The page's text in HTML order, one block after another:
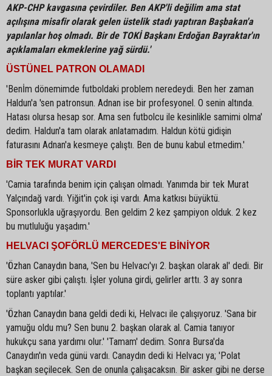
AKP-CHP kavgasına çevirdiler. Ben AKP'li değilim ama stat
açılışına misafir olarak gelen üstelik stadı yaptıran Başbakan'a
yapılanlar hoş olmadı. Bir de TOKİ Başkanı Erdoğan Bayraktar'ın
açıklamaları ekmeklerine yağ sürdü.'
ÜSTÜNEL PATRON OLAMADI
'Benİm dönemimde futboldaki problem neredeydi. Ben her zaman
Haldun'a 'sen patronsun. Adnan ise bir profesyonel. O senin altında.
Hatası olursa hesap sor. Ama sen futbolcu ile kesinlikle samimi olma'
dedim. Haldun'a tam olarak anlatamadım. Haldun kötü gidişin
faturasını Adnan'a kesmeye çalıştı. Ben de bunu kabul etmedim.'
BİR TEK MURAT VARDI
'Camia tarafında benim için çalışan olmadı. Yanımda bir tek Murat
Yalçındağ vardı. Yiğit'in çok işi vardı. Ama katkısı büyüktü.
Sponsorlukla uğraşıyordu. Ben geldim 2 kez şampiyon olduk. 2 kez
bu mutluluğu yaşadım.'
HELVACI ŞOFÖRLÜ MERCEDES'E BİNİYOR
'Özhan Canaydın bana, 'Sen bu Helvacı'yı 2. başkan olarak al' dedi. Bir
süre asker gibi çalıştı. İşler yoluna girdi, gelirler arttı. 3 ay sonra
toplantı yaptılar.'
'Özhan Canaydın bana geldi dedi ki, Helvacı ile çalışıyoruz. 'Sana bir
yamuğu oldu mu? Sen bunu 2. başkan olarak al. Camia tanıyor
hukukçu sana yardımı olur.' 'Tamam' dedim. Sonra Bursa'da
Canaydın'ın veda günü vardı. Canaydın dedi ki Helvacı ya; 'Polat
başkan seçilecek. Sen de onunla çalışacaksın. Bir asker gibi ne derse